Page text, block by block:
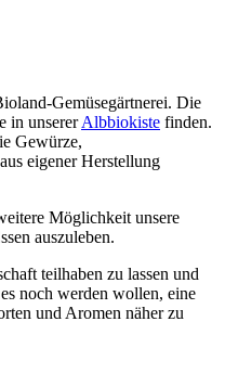
Gemüsegärtnerei. Die
in unsererAlbbiokiste finden.
Gewürze,
eigener Herstellung
Möglichkeit unsere
auszuleben.
teilhaben zu lassen und
noch werden wollen, eine
und Aromen näher zu